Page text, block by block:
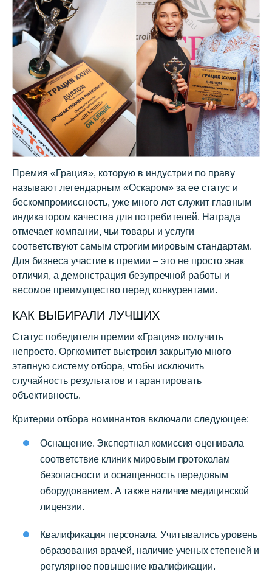
Премия «Грация», которую в индустрии по праву
называют легендарным «Оскаром» за ее статус и
бескомпромиссность, уже много лет служит главным
индикатором качества для потребителей. Награда
отмечает компании, чьи товары и услуги
соответствуют самым строгим мировым стандартам.
Для бизнеса участие в премии – это не просто знак
отличия, а демонстрация безупречной работы и
весомое преимущество перед конкурентами.
КАК ВЫБИРАЛИ ЛУЧШИХ
Статус победителя премии «Грация» получить
непросто. Оргкомитет выстроил закрытую много
этапную систему отбора, чтобы исключить
случайность результатов и гарантировать
объективность.
Критерии отбора номинантов включали следующее:
Оснащение. Экспертная комиссия оценивала
соответствие клиник мировым протоколам
безопасности и оснащенность передовым
оборудованием. А также наличие медицинской
лицензии.
Квалификация персонала. Учитывались уровень
образования врачей, наличие ученых степеней и
регулярное повышение квалификации.